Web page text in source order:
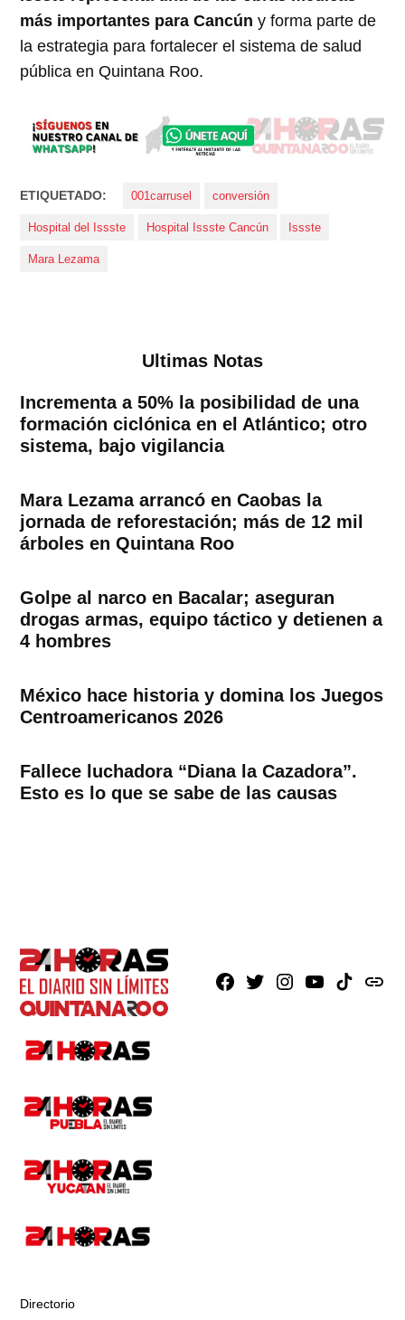
más importantes para Cancún y forma parte de
la estrategia para fortalecer el sistema de salud
pública en Quintana Roo.
ETIQUETADO: 001carrusel conversión
Hospital del Issste Hospital Issste Cancún Issste
Mara Lezama
Ultimas Notas
Incrementa a 50% la posibilidad de una
formación ciclónica en el Atlántico; otro
sistema, bajo vigilancia
Mara Lezama arrancó en Caobas la
jornada de reforestación; más de 12 mil
árboles en Quintana Roo
Golpe al narco en Bacalar; aseguran
drogas armas, equipo táctico y detienen a
4 hombres
México hace historia y domina los Juegos
Centroamericanos 2026
Fallece luchadora “Diana la Cazadora”.
Esto es lo que se sabe de las causas
Facebook
X Instagram
YoutubeTikTokissuu
Directorio